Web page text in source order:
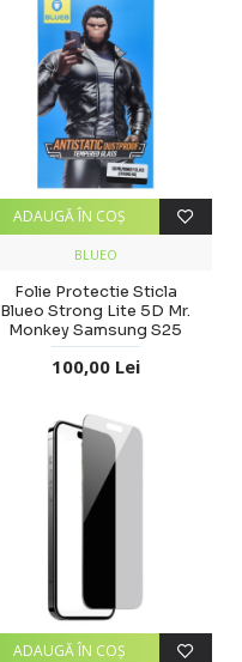
BLUEO
Folie Protectie Sticla
Blueo Strong Lite 5D Mr.
Monkey Samsung S25
100,00 Lei
ADAUGĂ ÎN COŞ
ADAUGĂ ÎN COŞ